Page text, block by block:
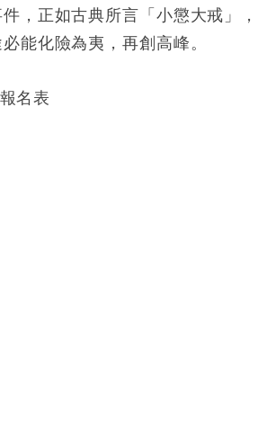
，正如古典所言「小懲大戒」
能化險為夷，再創高峰。
名表